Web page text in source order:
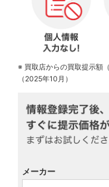
※ 買取店からの買取提示額
（2025年10月）
メーカー